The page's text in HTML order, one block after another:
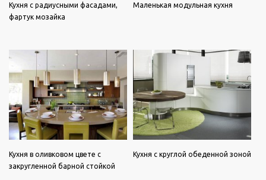
Кухня с радиусными фасадами,
фартук мозайка
Маленькая модульная кухня
Кухня в оливковом цвете с
закругленной барной стойкой
Кухня с круглой обеденной зоной